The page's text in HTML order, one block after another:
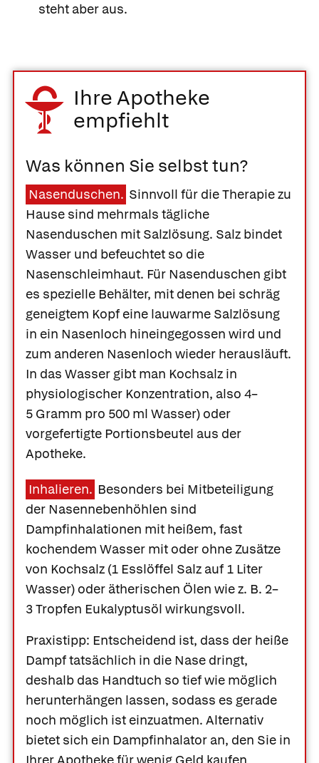
steht aber aus.
Ihre Apotheke
empfiehlt
Was können Sie selbst tun?
Nasenduschen. Sinnvoll für die Therapie zu
Hause sind mehrmals tägliche
Nasenduschen mit Salzlösung. Salz bindet
Wasser und befeuchtet so die
Nasenschleimhaut. Für Nasenduschen gibt
es spezielle Behälter, mit denen bei schräg
geneigtem Kopf eine lauwarme Salzlösung
in ein Nasenloch hineingegossen wird und
zum anderen Nasenloch wieder herausläuft.
In das Wasser gibt man Kochsalz in
physiologischer Konzentration, also 4–
5 Gramm pro 500 ml Wasser) oder
vorgefertigte Portionsbeutel aus der
Apotheke.
Inhalieren. Besonders bei Mitbeteiligung
der Nasennebenhöhlen sind
Dampfinhalationen mit heißem, fast
kochendem Wasser mit oder ohne Zusätze
von Kochsalz (1 Esslöffel Salz auf 1 Liter
Wasser) oder ätherischen Ölen wie z. B. 2–
3 Tropfen Eukalyptusöl wirkungsvoll.
Praxistipp: Entscheidend ist, dass der heiße
Dampf tatsächlich in die Nase dringt,
deshalb das Handtuch so tief wie möglich
herunterhängen lassen, sodass es gerade
noch möglich ist einzuatmen. Alternativ
bietet sich ein Dampfinhalator an, den Sie in